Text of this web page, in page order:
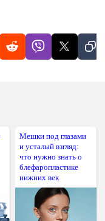
Мешки под глазами
и усталый взгляд:
что нужно знать о
блефаропластике
нижних век